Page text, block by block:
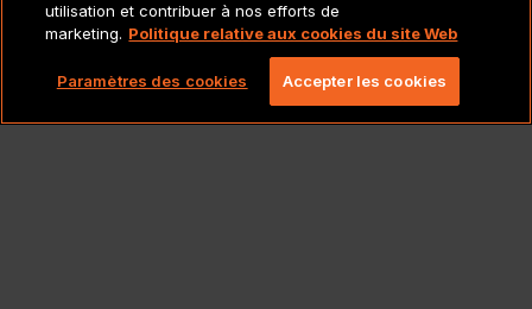
Copyright 2026 Lionbridge Technologies, LLC. Tous
droits réservés.
utilisation et contribuer à nos efforts de
marketing. Politique relative aux cookies du site Web
Paramètres des cookies Accepter les cookies